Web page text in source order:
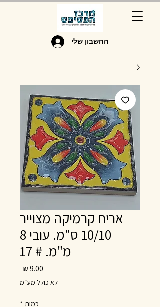
החשבון שלי
אריח קרמיקה מצוייר
10/10 ס"מ. עובי 8
מ"מ. # 17
לא כולל מע״מ
כמות *